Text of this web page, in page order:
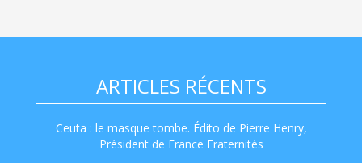
ARTICLES RÉCENTS
Ceuta : le masque tombe. Édito de Pierre Henry,
Président de France Fraternités